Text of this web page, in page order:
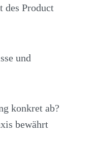
des Product
und
konkret ab?
bewährt